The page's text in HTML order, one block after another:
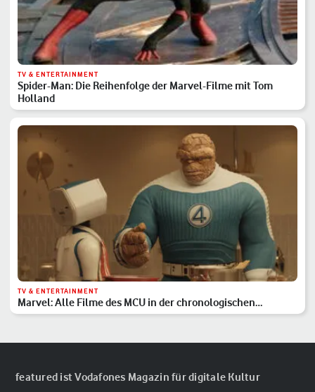
TV & ENTERTAINMENT
Spider-Man: Die Reihenfolge der Marvel-Filme mit Tom
Holland
TV & ENTERTAINMENT
Marvel: Alle Filme des MCU in der chronologischen
Reihenfolge
featured ist Vodafones Magazin für digitale Kultur